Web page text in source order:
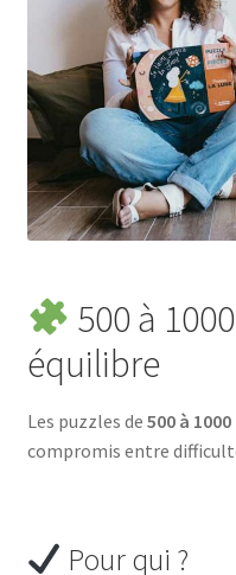
500 à
équilibre
Les puzzles de 500 à
compromis entre
Pour qui ?